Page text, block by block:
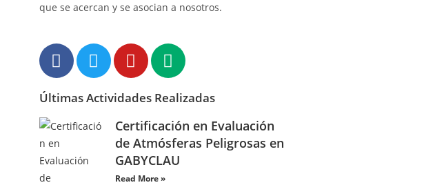
que se acercan y se asocian a nosotros.
Últimas Actividades Realizadas
Certificación en Evaluación
de Atmósferas Peligrosas en
GABYCLAU
Read More »